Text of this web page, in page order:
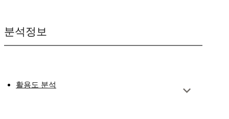
분석정보
활용도 분석